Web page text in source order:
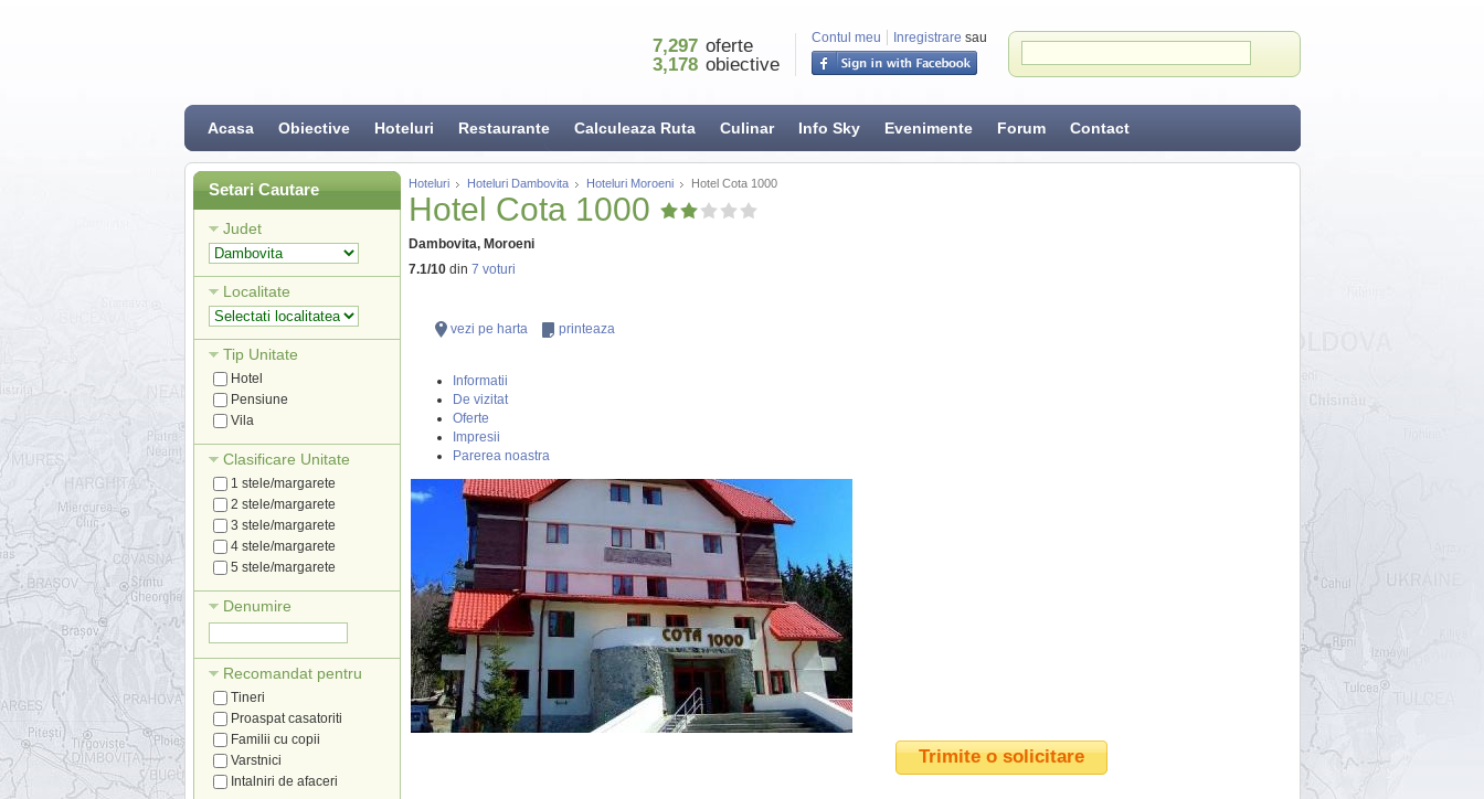
Contul meu Inregistrare sau
7,297 oferte
3,178 obiective
Acasa Obiective Hoteluri Restaurante Calculeaza Ruta Culinar Info Sky Evenimente Forum Contact
Setari Cautare
Judet
Localitate
Tip Unitate
Hotel
Pensiune
Vila
Clasificare Unitate
1 stele/margarete
2 stele/margarete
3 stele/margarete
4 stele/margarete
5 stele/margarete
Denumire
Recomandat pentru
Tineri
Proaspat casatoriti
Familii cu copii
Varstnici
Intalniri de afaceri
Hoteluri Hoteluri Dambovita Hoteluri Moroeni Hotel Cota 1000
Hotel Cota 1000
Dambovita, Moroeni
7.1/10din 7 voturi
vezi pe harta printeaza
Informatii
De vizitat
Oferte
Impresii
Parerea noastra
Trimite o solicitare